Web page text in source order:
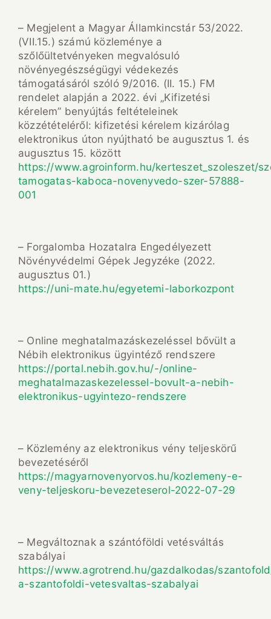
– Megjelent a Magyar Államkincstár 53/2022.
(VII.15.) számú közleménye a
szőlőültetvényeken megvalósuló
növényegészségügyi védekezés
támogatásáról szóló 9/2016. (II. 15.) FM
rendelet alapján a 2022. évi „Kifizetési
kérelem” benyújtás feltételeinek
közzétételéről: kifizetési kérelem kizárólag
elektronikus úton nyújtható be augusztus 1. és
augusztus 15. között
https://www.agroinform.hu/kerteszet_szoleszet/
tamogatas-kaboca-novenyvedo-szer-57888-
001
– Forgalomba Hozatalra Engedélyezett
Növényvédelmi Gépek Jegyzéke (2022.
augusztus 01.)
https://uni-mate.hu/egyetemi-laborkozpont
– Online meghatalmazáskezeléssel bővült a
Nébih elektronikus ügyintéző rendszere
https://portal.nebih.gov.hu/-/online-
meghatalmazaskezelessel-bovult-a-nebih-
elektronikus-ugyintezo-rendszere
– Közlemény az elektronikus vény teljeskörű
bevezetéséről
https://magyarnovenyorvos.hu/kozlemeny-e-
veny-teljeskoru-bevezeteserol-2022-07-29
– Megváltoznak a szántóföldi vetésváltás
szabályai
https://www.agrotrend.hu/gazdalkodas/
a-szantofoldi-vetesvaltas-szabalyai